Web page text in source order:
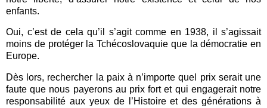
enfants.
Oui, c’est de cela qu’il s’agit comme en 1938, il s’agissait
moins de protéger la Tchécoslovaquie que la démocratie en
Europe.
Dès lors, rechercher la paix à n’importe quel prix serait une
faute que nous payerons au prix fort et qui engagerait notre
responsabilité aux yeux de l’Histoire et des générations à